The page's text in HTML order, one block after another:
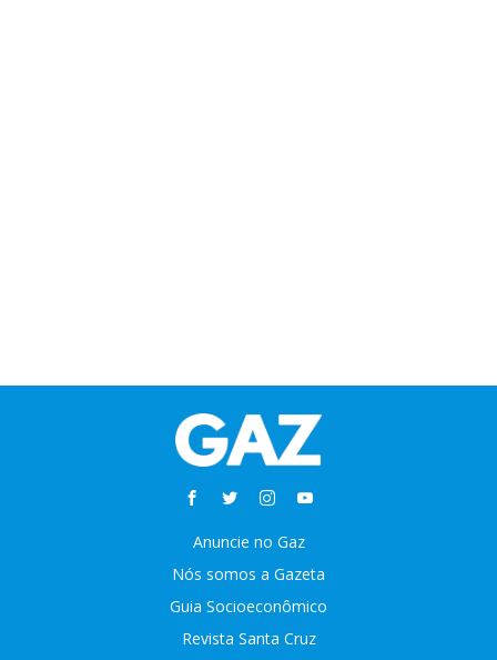
Anuncie no Gaz
Nós somos a Gazeta
Guia Socioeconômico
Revista Santa Cruz